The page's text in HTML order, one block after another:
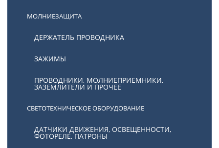
МОЛНИЕЗАЩИТА
ДЕРЖАТЕЛЬ ПРОВОДНИКА
ЗАЖИМЫ
ПРОВОДНИКИ, МОЛНИЕПРИЕМНИКИ,
ЗАЗЕМЛИТЕЛИ И ПРОЧЕЕ
СВЕТОТЕХНИЧЕСКОЕ ОБОРУДОВАНИЕ
ДАТЧИКИ ДВИЖЕНИЯ, ОСВЕЩЕННОСТИ,
ФОТОРЕЛЕ, ПАТРОНЫ